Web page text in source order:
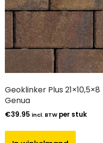
Geoklinker Plus 21×10,5×8
Genua
€39.95 incl. BTW per stuk